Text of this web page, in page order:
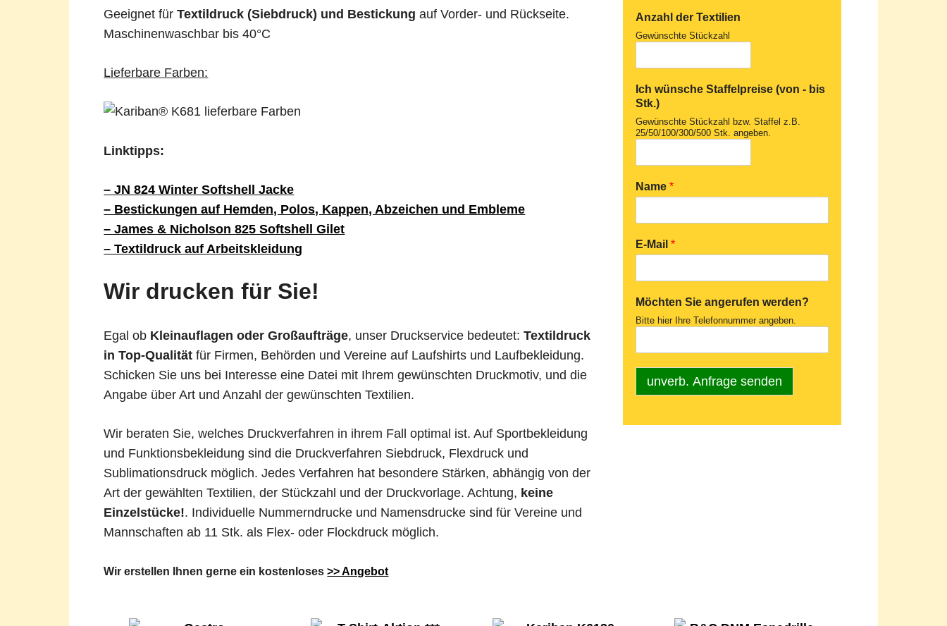
Geeignet fürTextildruck (Siebdruck) und Bestickung auf Vorder- und Rückseite.
Maschinenwaschbar bis 40°C
Lieferbare Farben:
Linktipps:
– JN 824 Winter Softshell Jacke
– Bestickungen auf Hemden, Polos, Kappen, Abzeichen und Embleme
– James & Nicholson 825 Softshell Gilet
– Textildruck auf Arbeitskleidung
Wir drucken für Sie!
Egal ob Kleinauflagen oder Großaufträge, unser Druckservice bedeutet:Textildruck
in Top-Qualität für Firmen, Behörden und Vereine auf Laufshirts und Laufbekleidung.
Schicken Sie uns bei Interesse eine Datei mit Ihrem gewünschten Druckmotiv, und die
Angabe über Art und Anzahl der gewünschten Textilien.
Wir beraten Sie, welches Druckverfahren in ihrem Fall optimal ist. Auf Sportbekleidung
und Funktionsbekleidung sind die Druckverfahren Siebdruck, Flexdruck und
Sublimationsdruck möglich. Jedes Verfahren hat besondere Stärken, abhängig von der
Art der gewählten Textilien, der Stückzahl und der Druckvorlage. Achtung, keine
Einzelstücke!. Individuelle Nummerndrucke und Namensdrucke sind für Vereine und
Mannschaften ab 11 Stk. als Flex- oder Flockdruck möglich.
Wir erstellen Ihnen gerne ein kostenloses>> Angebot
Anzahl der Textilien
Gewünschte Stückzahl
Ich wünsche Staffelpreise (von - bis
Stk.)
Gewünschte Stückzahl bzw. Staffel z.B.
25/50/100/300/500 Stk. angeben.
Name *
E-Mail *
Möchten Sie angerufen werden?
Bitte hier Ihre Telefonnummer angeben.
unverb. Anfrage senden